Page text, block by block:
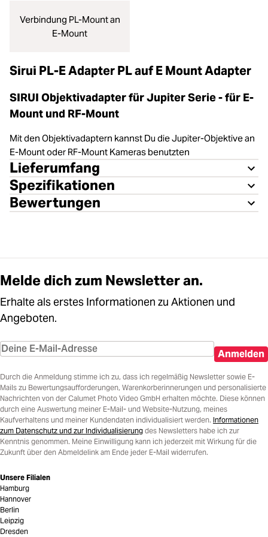
Verbindung PL-Mount an
E-Mount
Sirui PL-E Adapter PL auf E Mount Adapter
SIRUI Objektivadapter für Jupiter Serie - für E-
Mount und RF-Mount
Mit den Objektivadaptern kannst Du die Jupiter-Objektive an
E-Mount oder RF-Mount Kameras benutzten
Lieferumfang
Spezifikationen
Bewertungen
Melde dich zum Newsletter an.
Erhalte als erstes Informationen zu Aktionen und
Angeboten.
Anmelden
Durch die Anmeldung stimme ich zu, dass ich regelmäßig Newsletter sowie E-
Mails zu Bewertungsaufforderungen, Warenkorberinnerungen und personalisierte
Nachrichten von der Calumet Photo Video GmbH erhalten möchte. Diese können
durch eine Auswertung meiner E-Mail- und Website-Nutzung, meines
Kaufverhaltens und meiner Kundendaten individualisiert werden. Informationen
zum Datenschutz und zur Individualisierung des Newsletters habe ich zur
Kenntnis genommen. Meine Einwilligung kann ich jederzeit mit Wirkung für die
Zukunft über den Abmeldelink am Ende jeder E-Mail widerrufen.
Unsere Filialen
Hamburg
Hannover
Berlin
Leipzig
Dresden